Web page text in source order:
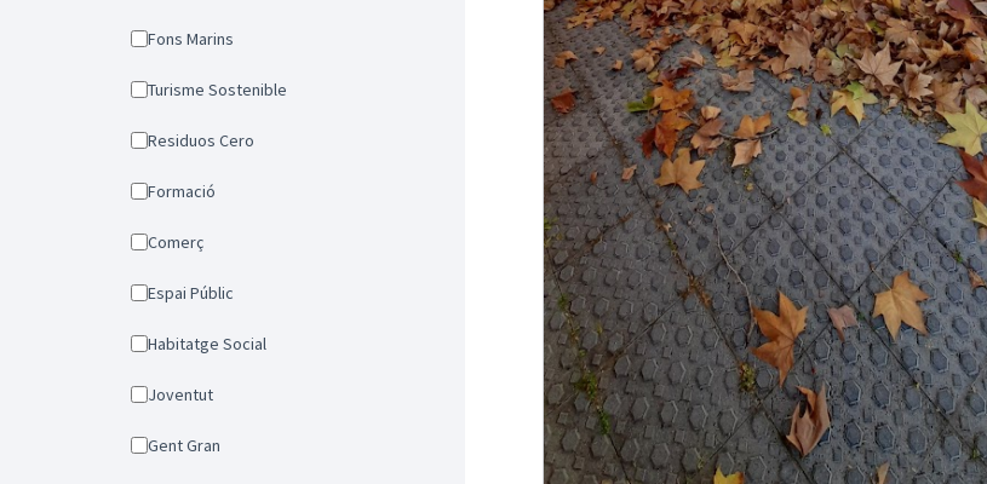
Fons Marins
Turisme Sostenible
Residuos Cero
Formació
Comerç
Espai Públic
Habitatge Social
Joventut
Gent Gran